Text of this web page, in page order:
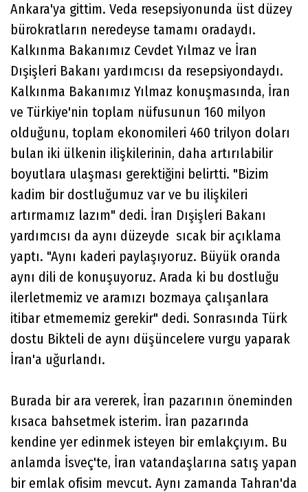
Ankara'ya gittim. Veda resepsiyonunda üst düzey
bürokratların neredeyse tamamı oradaydı.
Kalkınma Bakanımız Cevdet Yılmaz ve İran
Dışişleri Bakanı yardımcısı da resepsiyondaydı.
Kalkınma Bakanımız Yılmaz konuşmasında, İran
ve Türkiye'nin toplam nüfusunun 160 milyon
olduğunu, toplam ekonomileri 460 trilyon doları
bulan iki ülkenin ilişkilerinin, daha artırılabilir
boyutlara ulaşması gerektiğini belirtti. "Bizim
kadim bir dostluğumuz var ve bu ilişkileri
artırmamız lazım" dedi. İran Dışişleri Bakanı
yardımcısı da aynı düzeyde sıcak bir açıklama
yaptı. "Aynı kaderi paylaşıyoruz. Büyük oranda
aynı dili de konuşuyoruz. Arada ki bu dostluğu
ilerletmemiz ve aramızı bozmaya çalışanlara
itibar etmememiz gerekir" dedi. Sonrasında Türk
dostu Bikteli de aynı düşüncelere vurgu yaparak
İran'a uğurlandı.
Burada bir ara vererek, İran pazarının öneminden
kısaca bahsetmek isterim. İran pazarında
kendine yer edinmek isteyen bir emlakçıyım. Bu
anlamda İsveç'te, İran vatandaşlarına satış yapan
bir emlak ofisim mevcut. Aynı zamanda Tahran'da